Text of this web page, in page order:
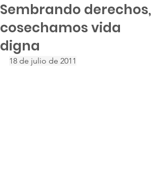
Sembrando derechos,
cosechamos vida
digna
18 de julio de 2011